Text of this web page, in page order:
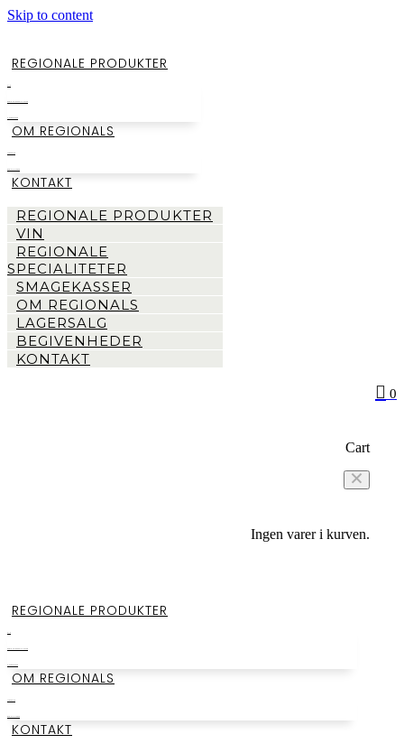
Skip to content
REGIONALE PRODUKTER
OM REGIONALS
KONTAKT
REGIONALE PRODUKTER
VIN
REGIONALE
SPECIALITETER
SMAGEKASSER
OM REGIONALS
LAGERSALG
BEGIVENHEDER
KONTAKT
0
Cart
Ingen varer i kurven.
REGIONALE PRODUKTER
OM REGIONALS
KONTAKT